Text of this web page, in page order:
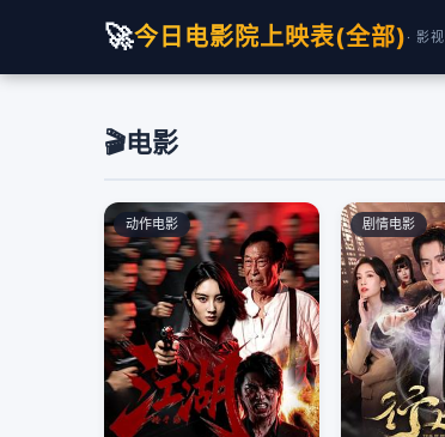
🚀今日电影院上映表(全部) · 影视
🎬电影
动作电影 剧情电影